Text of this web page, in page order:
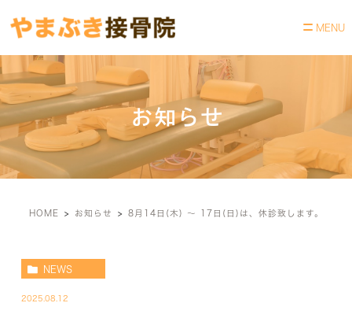
お知らせ
HOME お知らせ 8月14日(木) ～ 17日(日)は、休診致します。
NEWS
2025.08.12